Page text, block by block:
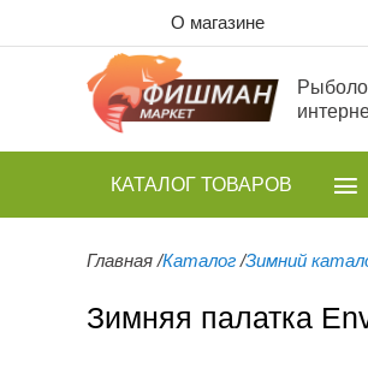
О магазине
КАТАЛОГ ТОВАРОВ
Главная /Каталог /Зимний
Зимняя палатка